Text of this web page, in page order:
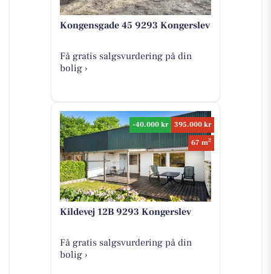
Kongensgade 45 9293 Kongerslev
Få gratis salgsvurdering på din
bolig ›
-40.000 kr
395.000 kr
67 m2
Kildevej 12B 9293 Kongerslev
Få gratis salgsvurdering på din
bolig ›